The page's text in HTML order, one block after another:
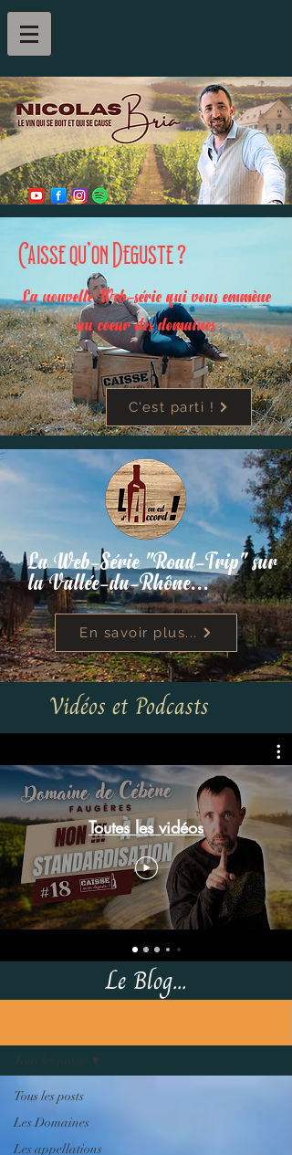
Caisse qu'on Deguste ?
La nouvelle Web-série qui vous emmène
au coeur des domaines
C'est parti !
La Web-Série "Road-Trip" sur
la Vallée-du-Rhône...
En savoir plus...
Vidéos et Podcasts
Toutes les vidéos
Le Blog...
Tous les posts
Les Domaines
Les appellations
Tous les posts